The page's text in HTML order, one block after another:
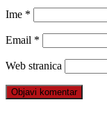
Ime *
Email *
Web stranica